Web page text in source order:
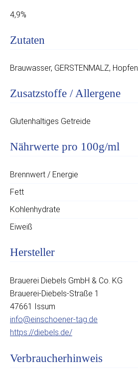
4,9%
Zutaten
Brauwasser, GERSTENMALZ, Hopfen
Zusatzstoffe / Allergene
Glutenhaltiges Getreide
Nährwerte pro 100g/ml
Brennwert / Energie
Fett
Kohlenhydrate
Eiweiß
Hersteller
Brauerei Diebels GmbH & Co. KG
Brauerei-Diebels-Straße 1
47661 Issum
info@einschoener-tag.de
https://diebels.de/
Verbraucherhinweis